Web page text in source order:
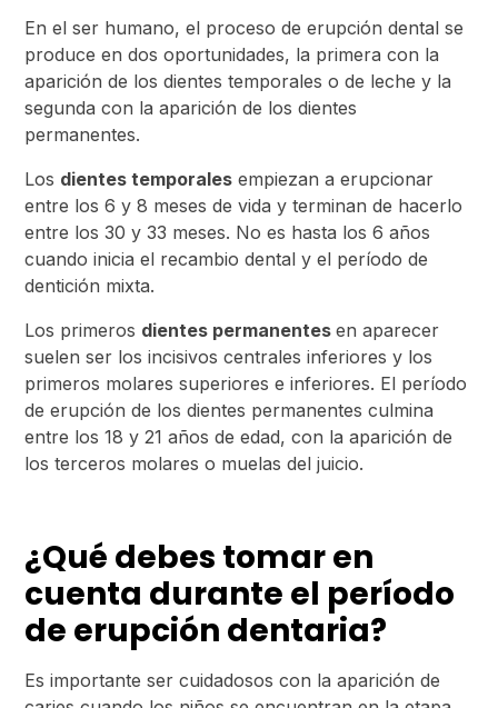
En el ser humano, el proceso de erupción dental se
produce en dos oportunidades, la primera con la
aparición de los dientes temporales o de leche y la
segunda con la aparición de los dientes
permanentes.
Los dientes temporales empiezan a erupcionar
entre los 6 y 8 meses de vida y terminan de hacerlo
entre los 30 y 33 meses. No es hasta los 6 años
cuando inicia el recambio dental y el período de
dentición mixta.
Los primeros dientes permanentesen aparecer
suelen ser los incisivos centrales inferiores y los
primeros molares superiores e inferiores. El período
de erupción de los dientes permanentes culmina
entre los 18 y 21 años de edad, con la aparición de
los terceros molares o muelas del juicio.
¿Qué debes tomar en
cuenta durante el período
de erupción dentaria?
Es importante ser cuidadosos con la aparición de